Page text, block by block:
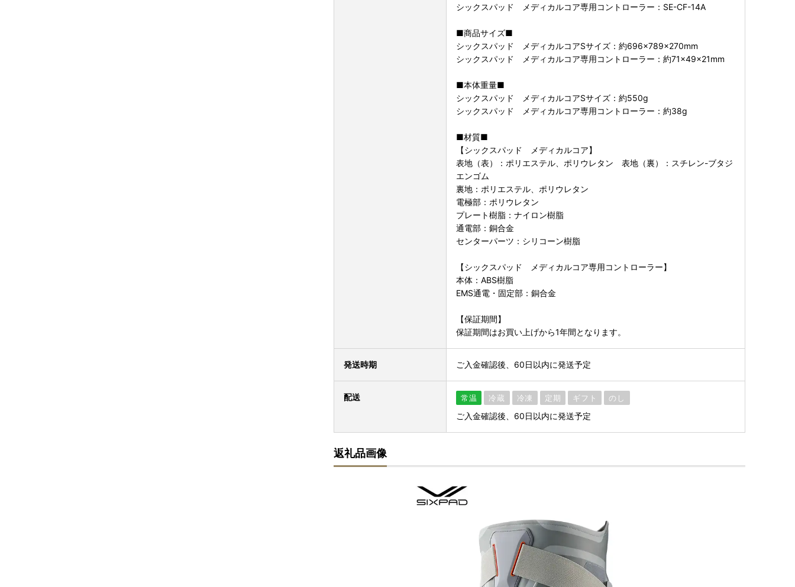
シックスパッド メディカルコア専用コントローラー：SE-CF-14A
■商品サイズ■
シックスパッド メディカルコアSサイズ：約696×789×270mm
シックスパッド メディカルコア専用コントローラー：約71×49×21mm
■本体重量■
シックスパッド メディカルコアSサイズ：約550g
シックスパッド メディカルコア専用コントローラー：約38g
■材質■
【シックスパッド メディカルコア】
表地（表）：ポリエステル、ポリウレタン 表地（裏）：スチレン-ブタジ
エンゴム
裏地：ポリエステル、ポリウレタン
電極部：ポリウレタン
プレート樹脂：ナイロン樹脂
通電部：銅合金
センターパーツ：シリコーン樹脂
【シックスパッド メディカルコア専用コントローラー】
本体：ABS樹脂
EMS通電・固定部：銅合金
【保証期間】
保証期間はお買い上げから1年間となります。
発送時期 ご入金確認後、60日以内に発送予定
配送 常温 冷蔵 冷凍 定期 ギフト のし
ご入金確認後、60日以内に発送予定
返礼品画像